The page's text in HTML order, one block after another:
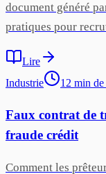
document généré
pratiques pour
Lire
Industrie
12 min
Faux contrat de
fraude crédit
Comment les